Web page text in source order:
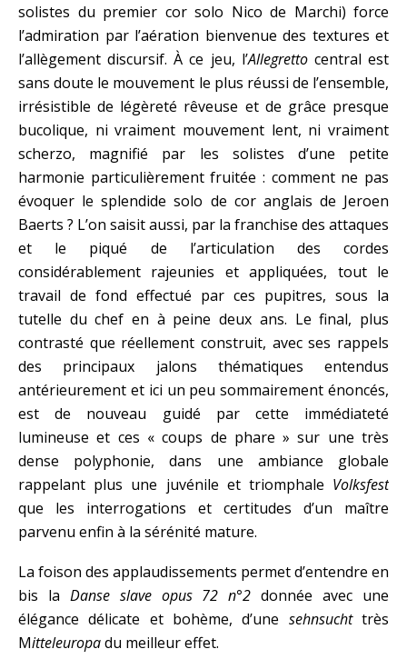
solistes du premier cor solo Nico de Marchi) force
l’admiration par l’aération bienvenue des textures et
l’allègement discursif. À ce jeu, l’Allegrettocentral est
sans doute le mouvement le plus réussi de l’ensemble,
irrésistible de légèreté rêveuse et de grâce presque
bucolique, ni vraiment mouvement lent, ni vraiment
scherzo, magnifié par les solistes d’une petite
harmonie particulièrement fruitée : comment ne pas
évoquer le splendide solo de cor anglais de Jeroen
Baerts ? L’on saisit aussi, par la franchise des attaques
et le piqué de l’articulation des cordes
considérablement rajeunies et appliquées, tout le
travail de fond effectué par ces pupitres, sous la
tutelle du chef en à peine deux ans. Le final, plus
contrasté que réellement construit, avec ses rappels
des principaux jalons thématiques entendus
antérieurement et ici un peu sommairement énoncés,
est de nouveau guidé par cette immédiateté
lumineuse et ces « coups de phare » sur une très
dense polyphonie, dans une ambiance globale
rappelant plus une juvénile et triomphale Volksfest
que les interrogations et certitudes d’un maître
parvenu enfin à la sérénité mature.
La foison des applaudissements permet d’entendre en
bis la Danse slave opus 72 n°2 donnée avec une
élégance délicate et bohème, d’une sehnsuchttrès
Mitteleuropadu meilleur effet.